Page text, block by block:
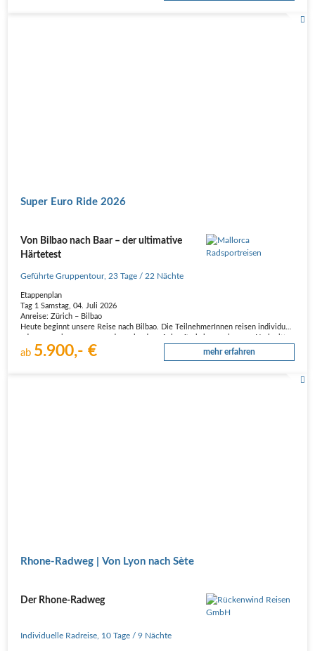
Super Euro Ride 2026
Von Bilbao nach Baar – der ultimative
Härtetest
Geführte Gruppentour, 23 Tage / 22 Nächte
Etappenplan
Tag 1 Samstag, 04. Juli 2026
Anreise: Zürich – Bilbao
Heute beginnt unsere Reise nach Bilbao. Die TeilnehmerInnen reisen individuell
ausreichend Zeit, um uns mit den Mieträdern vertraut zu machen. Es werden
letzte Einstellungen…
ab 5.900,- € mehr erfahren
Rhone-Radweg | Von Lyon nach Sète
Der Rhone-Radweg
Individuelle Radreise 10 Tage / 9 Nächte